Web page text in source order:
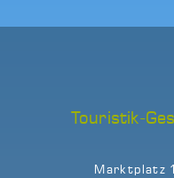
Touristik-
Marktplatz